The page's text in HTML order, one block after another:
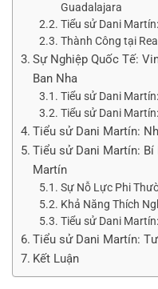
Guadalajara
Tiểu sử Dani
Thành Công tại
Sự Nghiệp Quốc Tế:
Ban Nha
Tiểu sử Dani
Tiểu sử Dani
Tiểu sử Dani Martín:
Tiểu sử Dani Martín: Bí
Martín
Sự Nỗ Lực Phi
Khả Năng Thích
Tiểu sử Dani
Tiểu sử Dani Martín:
Kết Luận